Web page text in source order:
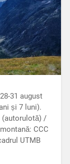
31 august
și 7 luni).
(autorulotă) /
CCC
UTMB